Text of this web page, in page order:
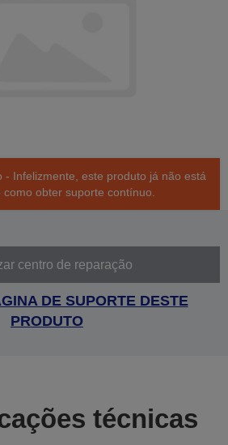
- Infelizmente, este produto já não está
obter suporte contínuo.
centro de reparação
DE SUPORTE DESTE
PRODUTO
técnicas